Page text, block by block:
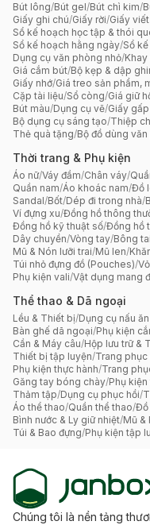
Bút lông/Bút gel/Bút chì kim/
Giấy ghi chú/Giấy rời/Giấy
Sổ kế hoạch học tập & thói
Sổ kế hoạch hằng ngày/Sổ
Dụng cụ văn phòng nhỏ/
Giá cắm bút/Bộ kẹp & dập
Giấy nhớ/Giá treo sản phẩm,
Cặp tài liệu/Sổ còng/Giá giữ
Bút màu/Dụng cụ vẽ/Giấy
Bộ dụng cụ sáng tạo/Thiệp
Thẻ quà tặng/Bộ đồ dùng
Thời trang & Phụ kiện
Áo nữ/Váy đầm/Chân váy/
Quần nam/Áo khoác nam/Đồ
Sandal/Bốt/Dép đi trong nhà/
Ví đựng xu/Đồng hồ thông
Đồng hồ kỹ thuật số/Đồng hồ
Dây chuyền/Vòng tay/Bông tai
Mũ & Nón lưỡi trai/Mũ len/
Túi nhỏ đựng đồ (Pouches)/
Phụ kiện vali/Vật dụng mang
Thể thao & Dã ngoại
Lều & Thiết bị/Dụng cụ nấu
Bàn ghế dã ngoại/Phụ kiện
Cần & Máy câu/Hộp lưu trữ &
Thiết bị tập luyện/Trang
Phụ kiện thực hành/Trang
Găng tay bóng chày/Phụ
Thảm tập/Dụng cụ phục hồi/
Áo thể thao/Quần thể thao/Đồ
Bình nước & Ly giữ nhiệt/Mũ &
Túi & Bao đựng/Phụ kiện tập
Chúng tôi là nền tảng